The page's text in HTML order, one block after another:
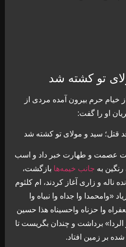
تو کشته شد
خیام حرم بیرون آمده مردی از
او را گفت:
قتل؛ سید و مولای تو کشته شد
عصمت و طهارت خبر داد و اسب
رنگین به جانب خیمه‌ها بازگشت،
ناله و زاری آغاز کردند، ام کلثوم
«وامحمدا وا جداه وا نبیاه وا
وا حزناه واحسیناه هذا حسین
الردا» برداشت و چندان بگریست تا
بر زمین افتاد.